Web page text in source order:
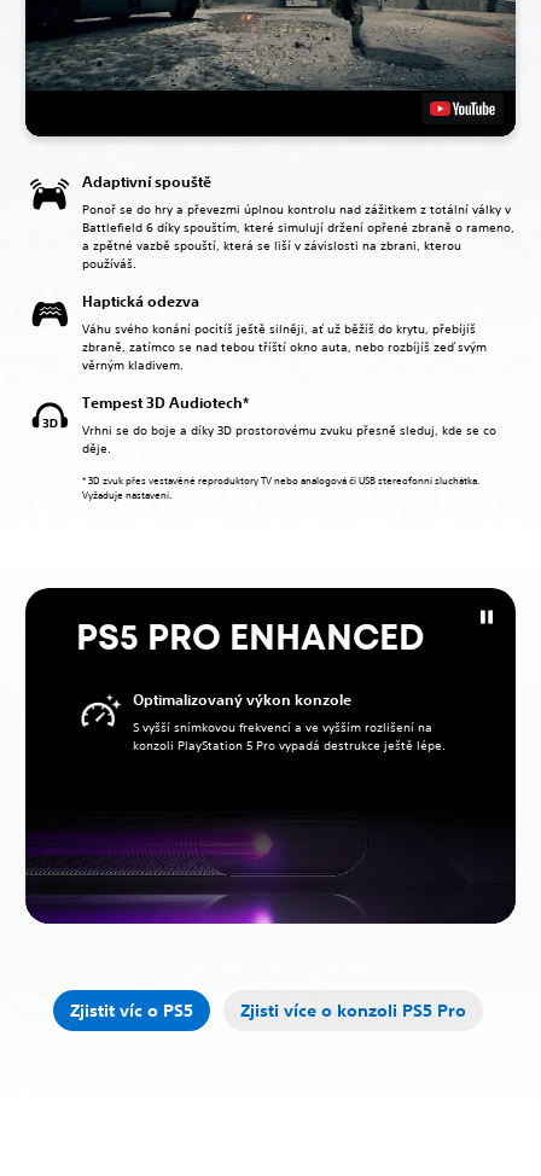
Adaptivní spouště
Ponoř se do hry a převezmi úplnou kontrolu nad zážitkem z totální války v
Battlefield 6 díky spouštím, které simulují držení opřené zbraně o rameno,
a zpětné vazbě spouští, která se liší v závislosti na zbrani, kterou
používáš.
Haptická odezva
Váhu svého konání pocítíš ještě silněji, ať už běžíš do krytu, přebíjíš
zbraně, zatímco se nad tebou tříští okno auta, nebo rozbíjíš zeď svým
věrným kladivem.
Tempest 3D Audiotech*
Vrhni se do boje a díky 3D prostorovému zvuku přesně sleduj, kde se co
děje.
* 3D zvuk přes vestavěné reproduktory TV nebo analogová či USB stereofonní sluchátka.
Vyžaduje nastavení.
PS5 PRO ENHANCED
Optimalizovaný výkon konzole
S vyšší snímkovou frekvencí a ve vyšším rozlišení na
konzoli PlayStation 5 Pro vypadá destrukce ještě lépe.
Zjistit víc o PS5 Zjisti více o konzoli PS5 Pro